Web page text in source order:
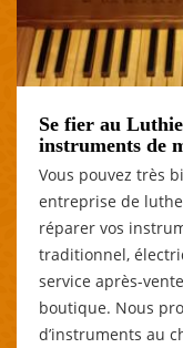
Se fier au
instruments de
Vous pouvez très
entreprise de
réparer vos
traditionnel,
service après-
boutique. Nous
d’instruments au